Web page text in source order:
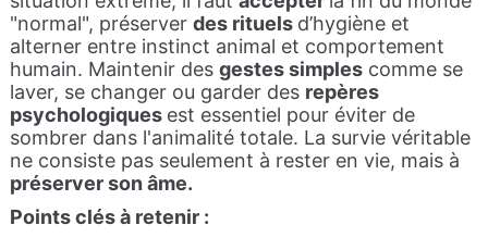
"normal", préserver des rituels d’hygiène et
alterner entre instinct animal et comportement
humain. Maintenir des gestes simples comme se
laver, se changer ou garder des repères
psychologiques est essentiel pour éviter de
sombrer dans l'animalité totale. La survie véritable
ne consiste pas seulement à rester en vie, mais à
préserver son âme.
Points clés à retenir :